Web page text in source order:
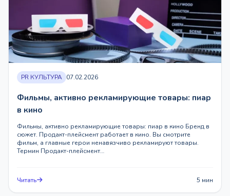
PR КУЛЬТУРА 07.02.2026
Фильмы, активно рекламирующие товары: пиар
в кино
Фильмы, активно рекламирующие товары: пиар в кино Бренд в
сюжет. Продакт-плейсмент работает в кино. Вы смотрите
фильм, а главные герои ненавязчиво рекламируют товары.
Термин Продакт-плейсмент…
Читать 5 мин